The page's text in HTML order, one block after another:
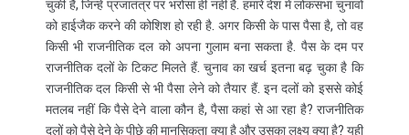
चुकी हैं, जिन्हें प्रजातंत्र पर भरोसा ही नहीं है. हमारे देश में लोकसभा चुनावों
को हाईजैक करने की कोशिश हो रही है. अगर किसी के पास पैसा है, तो वह
किसी भी राजनीतिक दल को अपना गुलाम बना सकता है. पैस के दम पर
राजनीतिक दलों के टिकट मिलते हैं. चुनाव का खर्च इतना बढ़ चुका है कि
राजनीतिक दल किसी से भी पैसा लेने को तैयार हैं. इन दलों को इससे कोई
मतलब नहीं कि पैसे देने वाला कौन है, पैसा कहां से आ रहा है? राजनीतिक
दलों को पैसे देने के पीछे की मानसिकता क्या है और उसका लक्ष्य क्या है? यही